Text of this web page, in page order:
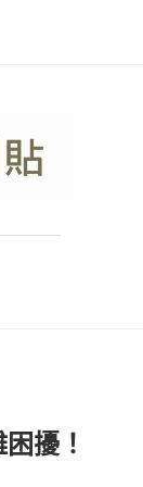
擾！